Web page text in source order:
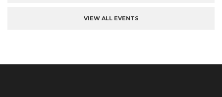
VIEW ALL EVENTS